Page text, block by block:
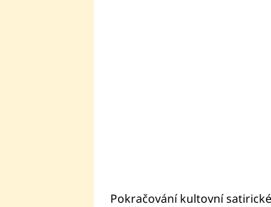
Pokračování kultovní